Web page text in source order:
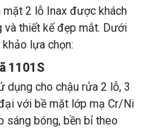
2 lỗ Inax được khách
và thiết kế đẹp mắt. Dưới
lựa chọn:
1101S
dụng cho chậu rửa 2 lỗ, 3
với bề mặt lớp mạ Cr/Ni
sáng bóng, bền bỉ theo